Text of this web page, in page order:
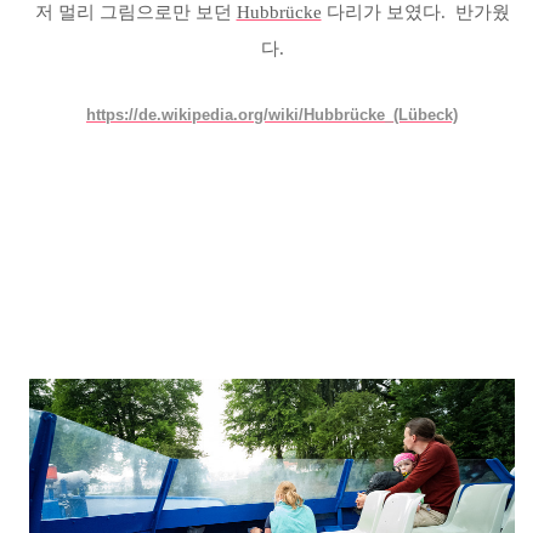
저 멀리 그림으로만 보던 Hubbrücke 다리가 보였다. 반가웠
다.
https://de.wikipedia.org/wiki/Hubbrücke_(Lübeck)